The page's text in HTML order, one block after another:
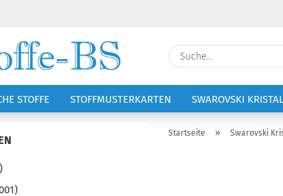
STOFFE STOFFMUSTERKARTEN SWAROVSKI
VOLTIGIERANZÜGE STICKEREI
Startseite » Swarovski